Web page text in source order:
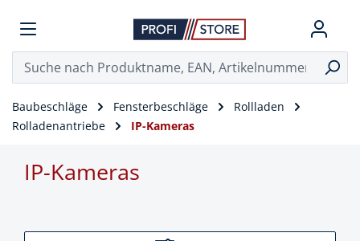
Baubeschläge Fensterbeschläge
Rollladen
Rolladenantriebe
IP-Kameras
IP-Kameras